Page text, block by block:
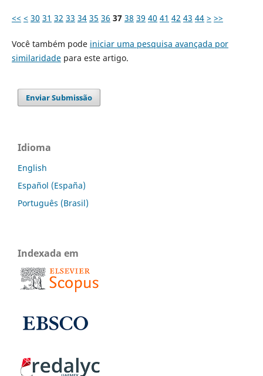
<< < 30 31 32 33 34 35 36 37 38 39 40 41 42 43 44 > >>
Você também pode iniciar uma pesquisa avançada por
similaridadepara este artigo.
Enviar Submissão
Idioma
English
Español (España)
Português (Brasil)
Indexada em